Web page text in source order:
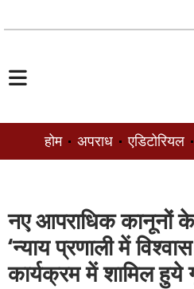
होम अपराध एडिटोरियल
नए आपराधिक कानूनों के
‘न्याय प्रणाली में
कार्यक्रम में शामिल हुये